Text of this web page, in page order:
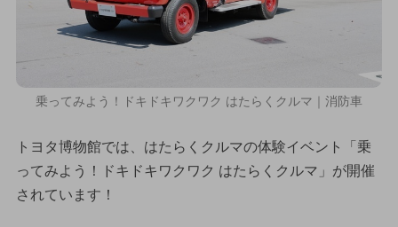
乗ってみよう！ドキドキワクワク はたらくクルマ｜消防車
トヨタ博物館では、はたらくクルマの体験イベント「乗
ってみよう！ドキドキワクワク はたらくクルマ」が開催
されています！